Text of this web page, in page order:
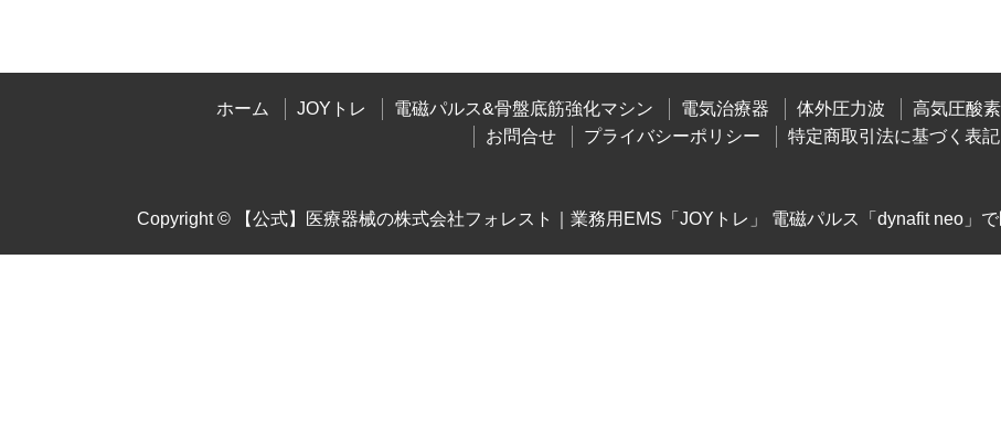
ホーム JOYトレ 電磁パルス&骨盤底筋強化マシン 電気治療器 体外圧力波 高気圧酸
お問合せ
プライバシーポリシー 特定商取引法に基づく表記
Copyright © 【公式】医療器械の株式会社フォレスト｜業務用EMS「JOYトレ」 電磁パルス「dynafit neo」